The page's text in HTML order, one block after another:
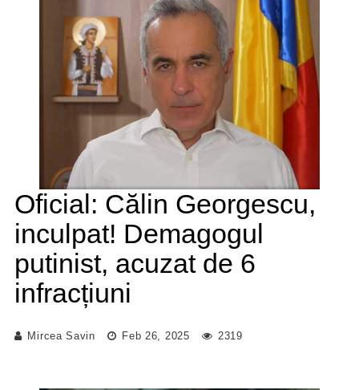
Oficial: Călin Georgescu,
inculpat! Demagogul
putinist, acuzat de 6
infracțiuni
Mircea Savin Feb 26, 2025 2319